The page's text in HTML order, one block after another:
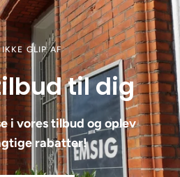
GLIP AF
til dig
i vores tilbud og oplev
rabatter!